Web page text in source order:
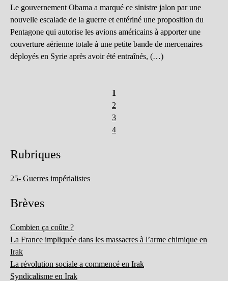
Le gouvernement Obama a marqué ce sinistre jalon par une
nouvelle escalade de la guerre et entériné une proposition du
Pentagone qui autorise les avions américains à apporter une
couverture aérienne totale à une petite bande de mercenaires
déployés en Syrie après avoir été entraînés, (…)
1
2
3
4
Rubriques
25- Guerres impérialistes
Brèves
Combien ça coûte ?
La France impliquée dans les massacres à l’arme chimique en
Irak
La révolution sociale a commencé en Irak
Syndicalisme en Irak